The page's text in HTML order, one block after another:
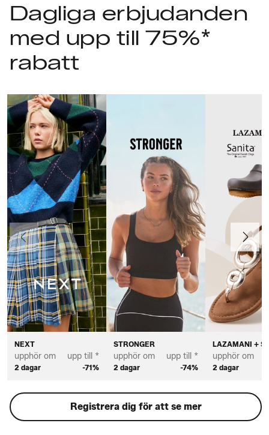
Dagliga erbjudanden
med upp till 75%*
rabatt
NEXT
upphör om
2 dagar
upp till *
-71%
STRONGER
upphör om
2 dagar
upp till *
-74%
LAZAMANI +
upphör om
2 dagar
Föregående Nästa
Registrera dig för att se mer